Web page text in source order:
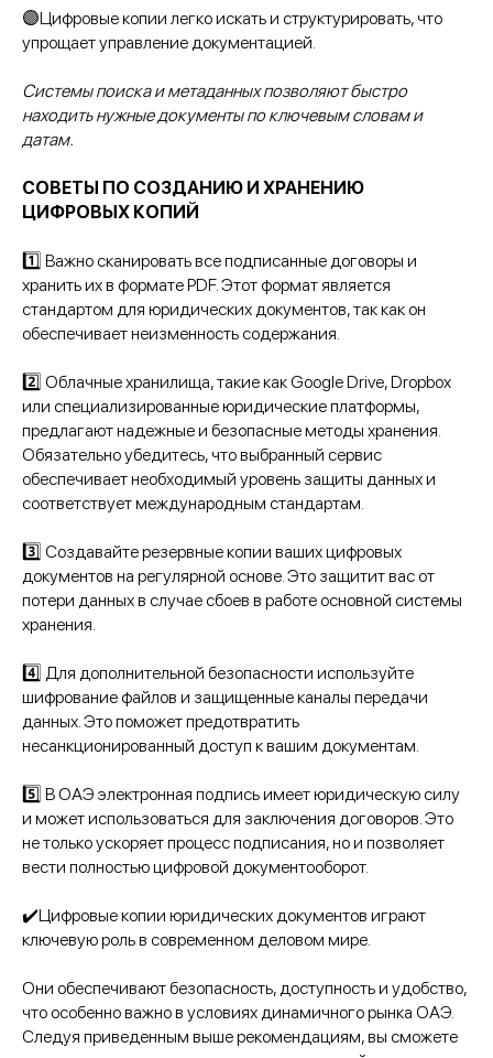
🟣Цифровые копии легко искать и структурировать, что
упрощает управление документацией.
Системы поиска и метаданных позволяют быстро
находить нужные документы по ключевым словам и
датам.
СОВЕТЫ ПО СОЗДАНИЮ И ХРАНЕНИЮ
ЦИФРОВЫХ КОПИЙ
1️⃣ Важно сканировать все подписанные договоры и
хранить их в формате PDF. Этот формат является
стандартом для юридических документов, так как он
обеспечивает неизменность содержания.
2️⃣ Облачные хранилища, такие как Google Drive, Dropbox
или специализированные юридические платформы,
предлагают надежные и безопасные методы хранения.
Обязательно убедитесь, что выбранный сервис
обеспечивает необходимый уровень защиты данных и
соответствует международным стандартам.
3️⃣ Создавайте резервные копии ваших цифровых
документов на регулярной основе. Это защитит вас от
потери данных в случае сбоев в работе основной системы
хранения.
4️⃣ Для дополнительной безопасности используйте
шифрование файлов и защищенные каналы передачи
данных. Это поможет предотвратить
несанкционированный доступ к вашим документам.
5️⃣ В ОАЭ электронная подпись имеет юридическую силу
и может использоваться для заключения договоров. Это
не только ускоряет процесс подписания, но и позволяет
вести полностью цифровой документооборот.
✔️Цифровые копии юридических документов играют
ключевую роль в современном деловом мире.
Они обеспечивают безопасность, доступность и удобство,
что особенно важно в условиях динамичного рынка ОАЭ.
Следуя приведенным выше рекомендациям, вы сможете